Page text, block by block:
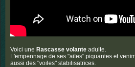
Voici une Rascasse volante adulte.
L'empennage de ses "ailes" piquantes et
aussi des "voiles" stabilisatrices.